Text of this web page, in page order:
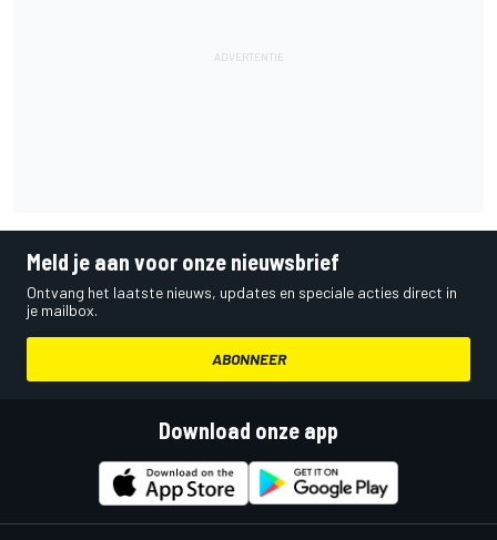
Meld je aan voor onze nieuwsbrief
Ontvang het laatste nieuws, updates en speciale acties direct in
je mailbox.
ABONNEER
Download onze app